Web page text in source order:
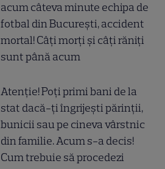
acum câteva minute echipa de
fotbal din București, accident
mortal! Câți morți și câți răniți
sunt până acum
Atenție! Poți primi bani de la
stat dacă-ți îngrijești părinții,
bunicii sau pe cineva vârstnic
din familie. Acum s-a decis!
Cum trebuie să procedezi